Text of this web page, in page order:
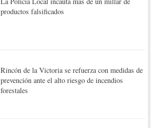
productos falsificados
Rincón de la Victoria se refuerza con medidas de
prevención ante el alto riesgo de incendios
forestales